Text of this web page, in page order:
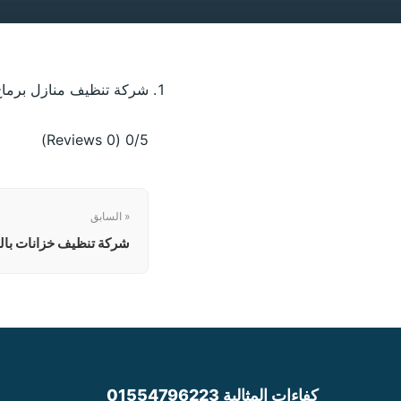
شركة تنظيف منازل
0/5
(0 Reviews)
« السابق
شركة تنظيف خزانات
كفاءات المثالية 01554796223